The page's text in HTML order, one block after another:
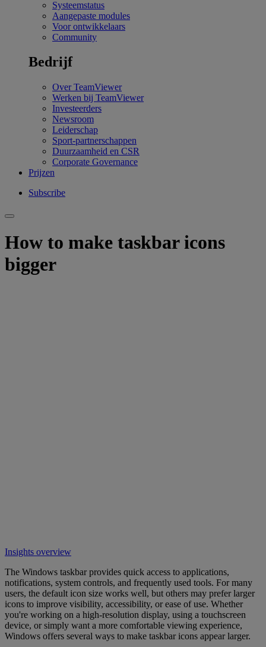
Systeemstatus
Aangepaste modules
Voor ontwikkelaars
Community
Bedrijf
Over TeamViewer
Werken bij TeamViewer
Investeerders
Newsroom
Leiderschap
Sport-partnerschappen
Duurzaamheid en CSR
Corporate Governance
Prijzen
Subscribe
How to make taskbar icons
bigger
Insights overview
The Windows taskbar provides quick access to applications,
notifications, system controls, and frequently used tools. For many
users, the default icon size works well, but others may prefer larger
icons to improve visibility, accessibility, or ease of use. Whether
you're working on a high-resolution display, using a touchscreen
device, or simply want a more comfortable viewing experience,
Windows offers several ways to make taskbar icons appear larger.